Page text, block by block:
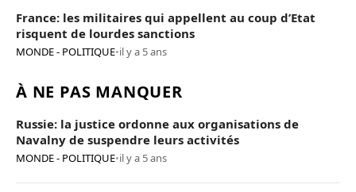
France: les militaires qui appellent au coup d’Etat
risquent de lourdes sanctions
MONDE - POLITIQUE•il y a 5 ans
À NE PAS MANQUER
Russie: la justice ordonne aux organisations de
Navalny de suspendre leurs activités
MONDE - POLITIQUE•il y a 5 ans